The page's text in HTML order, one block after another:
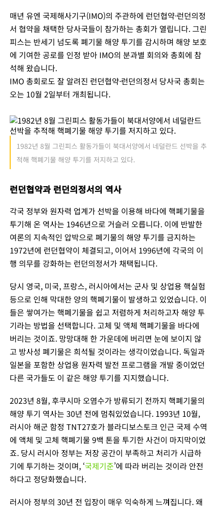
매년 유엔 국제해사기구(IMO)의 주관하에 런던협약·런던의정
서 협약을 채택한 당사국들이 참가하는 총회가 열립니다. 그린
피스는 반세기 넘도록 폐기물 해양 투기를 감시하며 해양 보호
에 기여한 공로를 인정 받아 IMO의 분과별 회의와 총회에 참
석해 왔습니다.
IMO 총회로도 잘 알려진 런던협약·런던의정서 당사국 총회는
오는 10월 2일부터 개최됩니다.
1982년 8월 그린피스 활동가들이 북대서양에서 네덜란드 선박을 추
적해 핵폐기물 해양 투기를 저지하고 있다.
런던협약과 런던의정서의 역사
각국 정부와 원자력 업계가 선박을 이용해 바다에 핵폐기물을
투기해 온 역사는 1946년으로 거슬러 오릅니다. 이에 반발한
여론의 지속적인 압박으로 폐기물의 해양 투기를 금지하는
1972년에 런던협약이 체결되고, 이어서 1996년에 각국의 이
행 의무를 강화하는 런던의정서가 채택됩니다.
당시 영국, 미국, 프랑스, 러시아에서는 군사 및 상업용 핵실험
등으로 인해 막대한 양의 핵폐기물이 발생하고 있었습니다. 이
들은 쌓여가는 핵폐기물을 쉽고 저렴하게 처리하고자 해양 투
기라는 방법을 선택합니다. 고체 및 액체 핵폐기물을 바다에
버리는 것이죠. 망망대해 한 가운데에 버리면 눈에 보이지 않
고 방사성 폐기물은 희석될 것이라는 생각이었습니다. 독일과
일본을 포함한 상업용 원자력 발전 프로그램을 개발 중이었던
다른 국가들도 이 같은 해양 투기를 지지했습니다.
2023년 8월, 후쿠시마 오염수가 방류되기 전까지 핵폐기물의
해양 투기 역사는 30년 전에 멈춰있었습니다. 1993년 10월,
러시아 해군 함정 TNT27호가 블라디보스토크 인근 국제 수역
에 액체 및 고체 핵폐기물 9백 톤을 투기한 사건이 마지막이었
죠. 당시 러시아 정부는 저장 공간이 부족하고 처리가 시급하
기에 투기하는 것이며, ‘국제기준’에 따라 버리는 것이라 안전
하다고 정당화했습니다.
러시아 정부의 30년 전 입장이 매우 익숙하게 느껴집니다. 왜